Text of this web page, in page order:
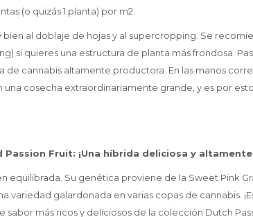
(o quizás 1 planta) por m2.
bien al doblaje de hojas y al supercropping. Se
si quieres una estructura de planta más frondosa.
de cannabis altamente productora. En las manos
cosecha extraordinariamente grande, y es por
Fruit: ¡Una híbrida deliciosa y
equilibrada. Su genética proviene de la Sweet Pink
variedad galardonada en varias copas de cannabis.
sabor más ricos y deliciosos de la colección Dutch